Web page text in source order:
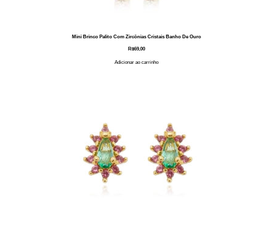
Mini Brinco Palito Com Zircônias Cristais Banho De Ouro
R$69,00
Adicionar ao carrinho